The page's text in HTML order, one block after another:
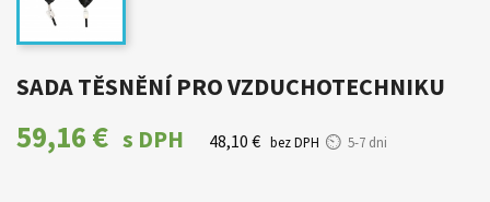
SADA TĚSNĚNÍ PRO VZDUCHOTECHNIKU
59,16 € s DPH 48,10 € bez DPH 5-7 dni